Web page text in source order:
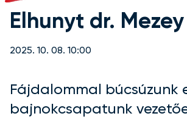
Elhunyt dr.
2025. 10. 08. 10:00
Fájdalommal búcsúzunk
bajnokcsapatunk